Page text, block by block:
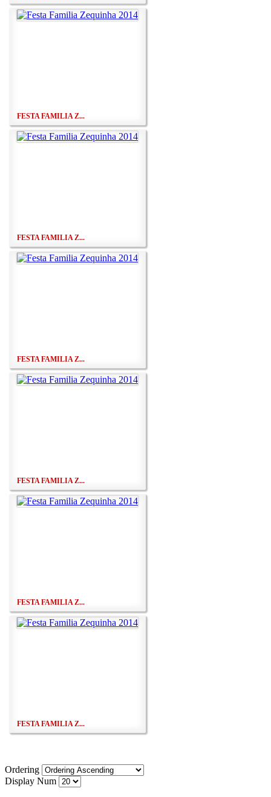
FESTA FAMILIA Z...
FESTA FAMILIA Z...
FESTA FAMILIA Z...
FESTA FAMILIA Z...
FESTA FAMILIA Z...
FESTA FAMILIA Z...
Ordering
Display Num